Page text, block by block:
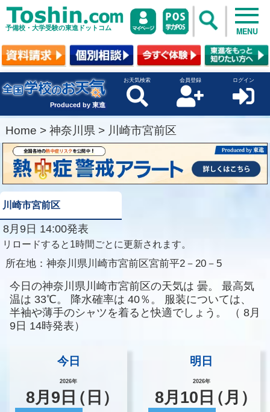
予備校・大学受験の東進ドットコム MENU
Produced by 東進
お天気検索 会員登録 ログイン
Home > 神奈川県 > 川崎市宮前区
川崎市宮前区
8月9日 14:00発表
リロードすると1時間ごとに更新されます。
所在地： 神奈川県川崎市宮前区宮前平2－20－5
今日の神奈川県川崎市宮前区の天気は 曇。
最高気
温は 33℃。 降水確率は 40％。
服装については、
半袖や薄手のシャツを着ると快適でしょう。
（ 8月
9日 14時発表）
今日
2026年
8月 9 日（日）
明日
2026年
8月 10 日（月）